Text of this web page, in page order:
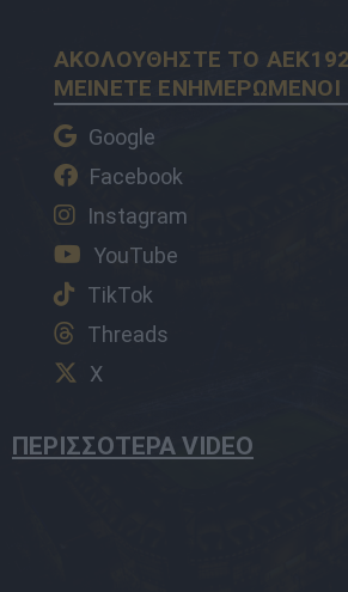
ΑΚΟΛΟΥΘΗΣΤΕ ΤΟ
ΜΕΙΝΕΤΕ ΕΝΗΜΕΡΩΜΕΝΟΙ
Google
Facebook
Instagram
YouTube
TikTok
Threads
X
ΠΕΡΙΣΣΟΤΕΡΑ VIDEO